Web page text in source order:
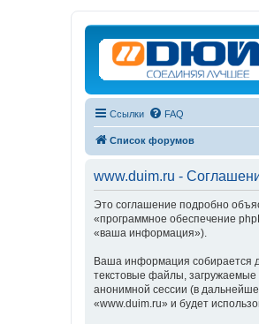
Ссылки FAQ
Список форумов
www.duim.ru -
Это соглашение подробно
«программное обеспечение
«ваша информация»).
Ваша информация собирается
текстовые файлы,
анонимной сессии (в
«www.duim.ru» и будет